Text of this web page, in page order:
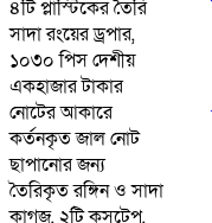
৪টি প্লাস্টিকের তৈরি
সাদা রংয়ের ড্রপার,
১০৩০ পিস দেশীয়
একহাজার টাকার
নোটের আকারে
কর্তনকৃত জাল নোট
ছাপানোর জন্য
তৈরিকৃত রঙ্গিন ও সাদা
কাগজ, ২টি কসটেপ,